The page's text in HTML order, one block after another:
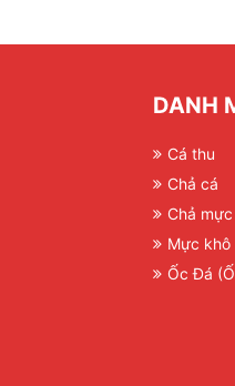
DANH
Cá thu
Chả cá
Chả mực
Mực khô
Ốc Đá